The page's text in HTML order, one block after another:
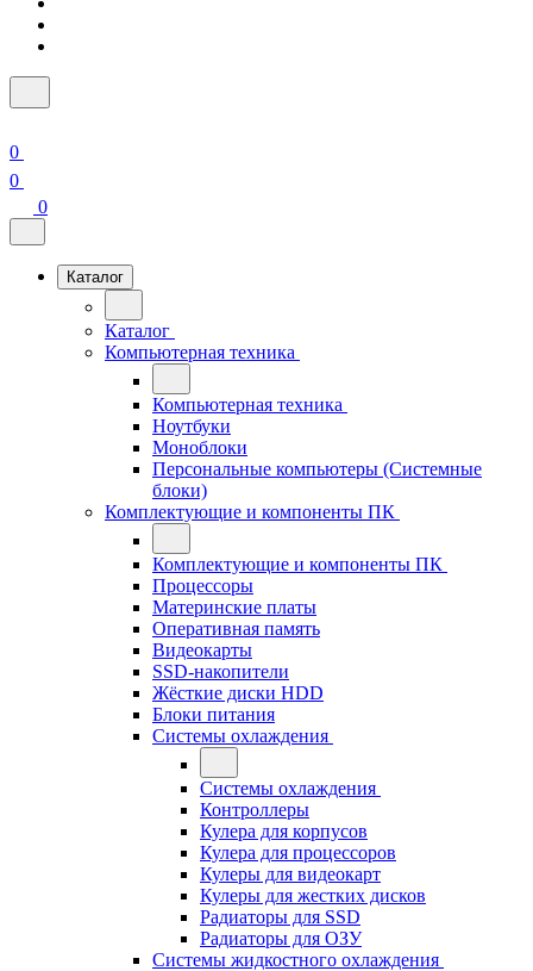
0
0
0
Каталог
Каталог
Компьютерная техника
Компьютерная техника
Ноутбуки
Моноблоки
Персональные компьютеры (Системные
блоки)
Комплектующие и компоненты ПК
Комплектующие и компоненты ПК
Процессоры
Материнские платы
Оперативная память
Видеокарты
SSD-накопители
Жёсткие диски HDD
Блоки питания
Системы охлаждения
Системы охлаждения
Контроллеры
Кулера для корпусов
Кулера для процессоров
Кулеры для видеокарт
Кулеры для жестких дисков
Радиаторы для SSD
Радиаторы для ОЗУ
Системы жидкостного охлаждения